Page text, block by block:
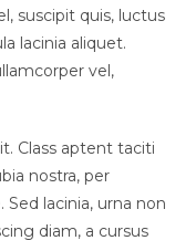
suscipit quis, luctus
lacinia aliquet.
vel,
Class aptent taciti
nostra, per
lacinia, urna non
diam, a cursus